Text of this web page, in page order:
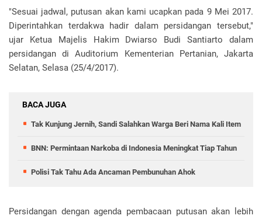
"Sesuai jadwal, putusan akan kami ucapkan pada 9 Mei 2017.
Diperintahkan terdakwa hadir dalam persidangan tersebut,"
ujar Ketua Majelis Hakim Dwiarso Budi Santiarto dalam
persidangan di Auditorium Kementerian Pertanian, Jakarta
Selatan, Selasa (25/4/2017).
BACA JUGA
Tak Kunjung Jernih, Sandi Salahkan Warga Beri Nama Kali Item
BNN: Permintaan Narkoba di Indonesia Meningkat Tiap Tahun
Polisi Tak Tahu Ada Ancaman Pembunuhan Ahok
Persidangan dengan agenda pembacaan putusan akan lebih